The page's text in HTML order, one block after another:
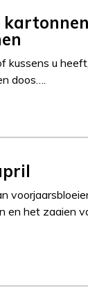
kussens u
doos….
en het zaaien